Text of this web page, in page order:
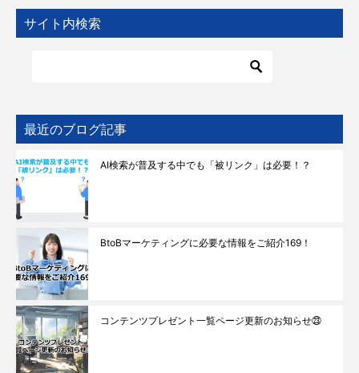
サイト内検索
最近のブログ記事
AI検索が普及する中でも「被リンク」は必要！？
BtoBマーケティングに必要な情報をご紹介169！
コンテンツプレゼント一覧ページ更新のお知らせ㉓